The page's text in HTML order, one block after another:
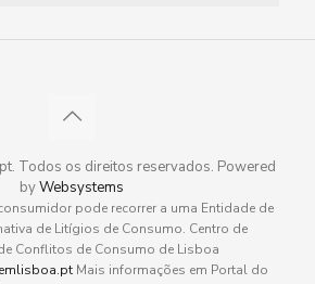
Todos os direitos reservados. Powered
byWebsystems
pode recorrer a uma Entidade de
de Litígios de Consumo. Centro de
Conflitos de Consumo de Lisboa
Mais informações em Portal do